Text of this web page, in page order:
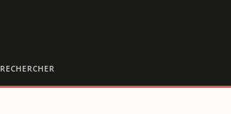
RECHERCHER